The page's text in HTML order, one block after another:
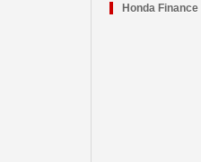
Honda Finance